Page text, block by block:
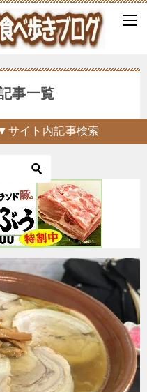
事一覧
サイト内記事検索